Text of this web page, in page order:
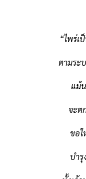
“ไพร่
ตามระ
แม้
จะต
ขอใ
บำ